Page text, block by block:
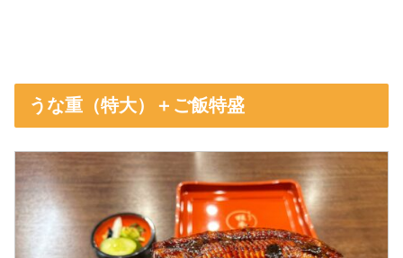
うな重（特大）＋ご飯特盛